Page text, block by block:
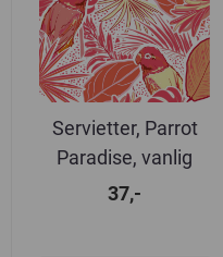
Servietter, Parrot
Paradise, vanlig
37,-